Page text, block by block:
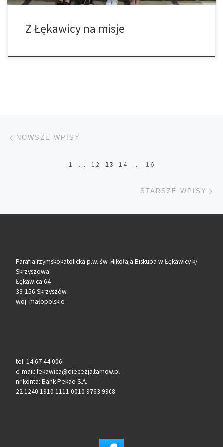
Z Łękawicy na misje
Nawigacja po wpisach
NOWSZE WPISY
1 … 12 13 14 … 16
STARSZE WPISY
Parafia rzymskokatolicka p.w. św. Mikołaja Biskupa w Łękawicy k/
Skrzyszowa
Łękawica 64
33-156 Skrzyszów
woj. małopolskie
tel. 14 67 44 006
e-mail: lekawica@diecezja.tarnow.pl
nr konta: Bank Pekao S.A.
22 1240 1910 1111 0010 9763 9968